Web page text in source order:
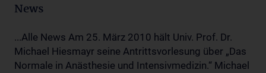
News
...Alle News Am 25. März 2010 hält Univ. Prof. Dr.
Michael Hiesmayr seine Antrittsvorlesung über „Das
Normale in Anästhesie und Intensivmedizin.“ Michael